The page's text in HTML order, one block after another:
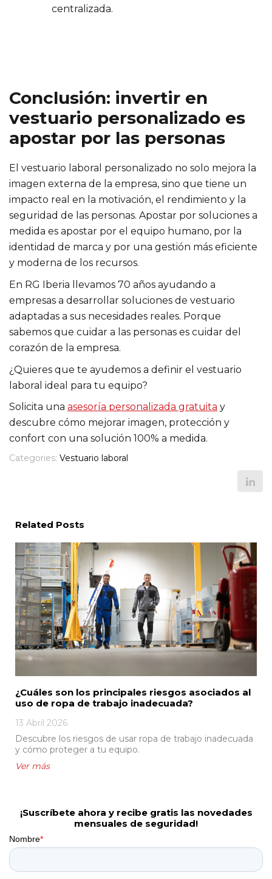
centralizada.
Conclusión: invertir en
vestuario personalizado es
apostar por las personas
El vestuario laboral personalizado no solo mejora la
imagen externa de la empresa, sino que tiene un
impacto real en la motivación, el rendimiento y la
seguridad de las personas. Apostar por soluciones a
medida es apostar por el equipo humano, por la
identidad de marca y por una gestión más eficiente
y moderna de los recursos.
En RG Iberia llevamos 70 años ayudando a
empresas a desarrollar soluciones de vestuario
adaptadas a sus necesidades reales. Porque
sabemos que cuidar a las personas es cuidar del
corazón de la empresa.
¿Quieres que te ayudemos a definir el vestuario
laboral ideal para tu equipo?
Solicita una asesoría personalizada gratuita y
descubre cómo mejorar imagen, protección y
confort con una solución 100% a medida.
Categories: Vestuario laboral
Related Posts
¿Cuáles son los principales riesgos asociados al
uso de ropa de trabajo inadecuada?
13 Abril 2026
Descubre los riesgos de usar ropa de trabajo inadecuada
y cómo proteger a tu equipo.
¡Suscríbete ahora y recibe gratis las novedades
mensuales de seguridad!